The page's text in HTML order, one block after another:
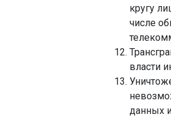
кругу
числе
власти
данных